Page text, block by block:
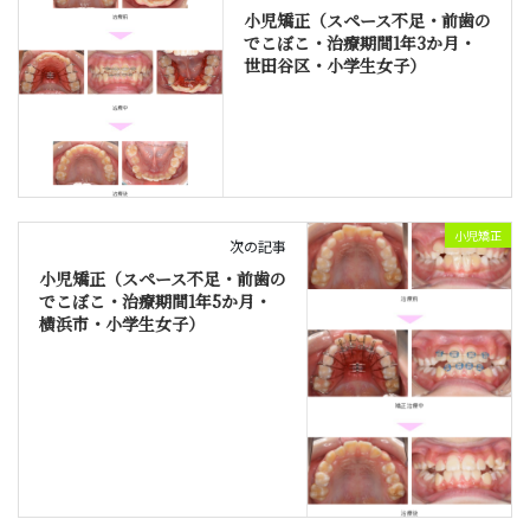
小児矯正（スペース不足・前歯の
でこぼこ・治療期間1年3か月・
世田谷区・小学生女子）
小児矯正
次の記事
小児矯正（スペース不足・前歯の
でこぼこ・治療期間1年5か月・
横浜市・小学生女子）